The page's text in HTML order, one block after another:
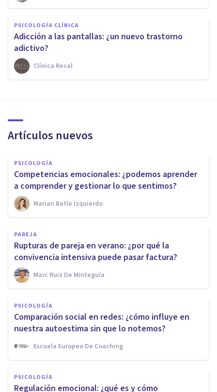
PSICOLOGÍA CLÍNICA
Adicción a las pantallas: ¿un nuevo trastorno
adictivo?
Clínica Recal
Artículos nuevos
PSICOLOGÍA
Competencias emocionales: ¿podemos aprender
a comprender y gestionar lo que sentimos?
Marian Batle Izquierdo
PAREJA
Rupturas de pareja en verano: ¿por qué la
convivencia intensiva puede pasar factura?
Marc Ruiz De Minteguía
PSICOLOGÍA
Comparación social en redes: ¿cómo influye en
nuestra autoestima sin que lo notemos?
Escuela Europea De Coaching
PSICOLOGÍA
Regulación emocional: ¿qué es y cómo